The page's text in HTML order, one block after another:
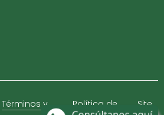
Términos y
Política de
Site